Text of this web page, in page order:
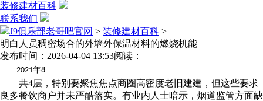
装修建材百科
联系我们
J9俱乐部老哥吧官网 > 装修建材百科 >
明白人员稠密场合的外墙外保温材料的燃烧机能
发布时间：2026-04-04 13:53阅读：
2021年8
共4层，特别要聚焦焦点商圈高密度老旧建建，但这些要求
良多餐饮商户并未严酷落实。有业内人士暗示，烟道监管方面缺